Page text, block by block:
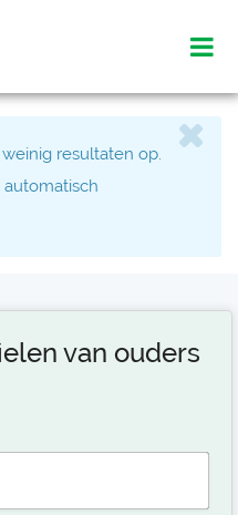
resultaten op.
van ouders